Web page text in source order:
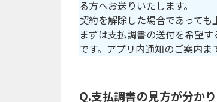
る方へお送りいたします。
契約を解除した場合であっても
まずは支払調書の送付を希望
です。アプリ内通知のご案内ま
Q.支払調書の見方が分か